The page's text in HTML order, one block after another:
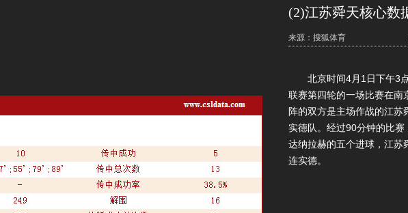
(2)江苏舜天核心数
来源：搜狐体育
北京时间4月1日下午3点
联赛第四轮的一场比赛在南
阵的双方是主场作战的江苏
实德队。经过90分钟的比
达纳拉赫的五个进球，江苏
连实德。